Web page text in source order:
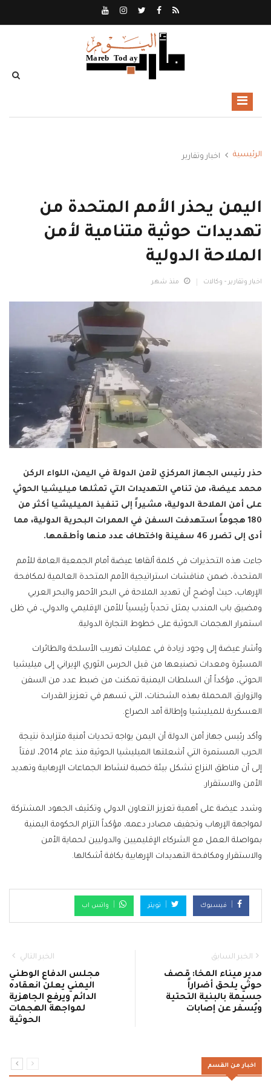
الرئيسية اخبار وتقارير
اليمن يحذر الأمم المتحدة من
تهديدات حوثية متنامية لأمن
الملاحة الدولية
اخبار وتقارير - وكالات منذ شهر
حذر رئيس الجهاز المركزي لأمن الدولة في اليمن، اللواء الركن
محمد عيضة، من تنامي التهديدات التي تمثلها ميليشيا الحوثي
على أمن الملاحة الدولية، مشيراً إلى تنفيذ الميليشيا أكثر من
180 هجوماً استهدفت السفن في الممرات البحرية الدولية، مما
أدى إلى تضرر 46 سفينة واختطاف عدد منها وأطقمها.
جاءت هذه التحذيرات في كلمة ألقاها عيضة أمام الجمعية العامة للأمم
المتحدة، ضمن مناقشات استراتيجية الأمم المتحدة العالمية لمكافحة
الإرهاب، حيث أوضح أن تهديد الملاحة في البحر الأحمر والبحر العربي
ومضيق باب المندب يمثل تحدياً رئيسياً للأمن الإقليمي والدولي، في ظل
استمرار الهجمات الحوثية على خطوط التجارة الدولية.
وأشار عيضة إلى وجود زيادة في عمليات تهريب الأسلحة والطائرات
المسيّرة ومعدات تصنيعها من قبل الحرس الثوري الإيراني إلى ميليشيا
الحوثي، مؤكداً أن السلطات اليمنية تمكنت من ضبط عدد من السفن
والزوارق المحملة بهذه الشحنات، التي تسهم في تعزيز القدرات
العسكرية للميليشيا وإطالة أمد الصراع.
وأكد رئيس جهاز أمن الدولة أن اليمن يواجه تحديات أمنية متزايدة نتيجة
الحرب المستمرة التي أشعلتها الميليشيا الحوثية منذ عام 2014، لافتاً
إلى أن مناطق النزاع تشكل بيئة خصبة لنشاط الجماعات الإرهابية وتهديد
الأمن والاستقرار.
وشدد عيضة على أهمية تعزيز التعاون الدولي وتكثيف الجهود المشتركة
لمواجهة الإرهاب وتجفيف مصادر دعمه، مؤكداً التزام الحكومة اليمنية
بمواصلة العمل مع الشركاء الإقليميين والدوليين لحماية الأمن
والاستقرار ومكافحة التهديدات الإرهابية بكافة أشكالها.
فيسبوك تويتر واتس اب
الخبر السابق
مدير ميناء المخا: قصف
حوثي يلحق أضراراً
جسيمة بالبنية التحتية
ويُسفر عن إصابات
الخبر التالي
مجلس الدفاع الوطني
اليمني يعلن انعقاده
الدائم ويرفع الجاهزية
لمواجهة الهجمات
الحوثية
اخبار من القسم